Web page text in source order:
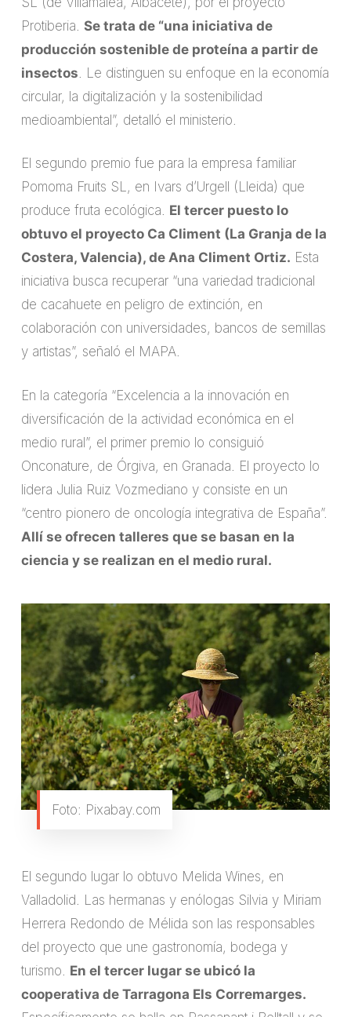
Protiberia. Se trata de “una iniciativa de
producción sostenible de proteína a partir de
insectos . Le distinguen su enfoque en la economía
circular, la digitalización y la sostenibilidad
medioambiental”, detalló el ministerio.
El segundo premio fue para la empresa familiar
Pomoma Fruits SL, en Ivars d’Urgell (Lleida) que
produce fruta ecológica. El tercer puesto lo
obtuvo el proyecto Ca Climent (La Granja de la
Costera, Valencia), de Ana Climent Ortiz. Esta
iniciativa busca recuperar “una variedad tradicional
de cacahuete en peligro de extinción, en
colaboración con universidades, bancos de semillas
y artistas”, señaló el MAPA.
En la categoría “Excelencia a la innovación en
diversificación de la actividad económica en el
medio rural”, el primer premio lo consiguió
Onconature, de Órgiva, en Granada. El proyecto lo
lidera Julia Ruiz Vozmediano y consiste en un
“centro pionero de oncología integrativa de España”.
Allí se ofrecen talleres que se basan en la
ciencia y se realizan en el medio rural.
Foto: Pixabay.com
El segundo lugar lo obtuvo Melida Wines, en
Valladolid. Las hermanas y enólogas Silvia y Miriam
Herrera Redondo de Mélida son las responsables
del proyecto que une gastronomía, bodega y
turismo. En el tercer lugar se ubicó la
cooperativa de Tarragona Els Corremarges.